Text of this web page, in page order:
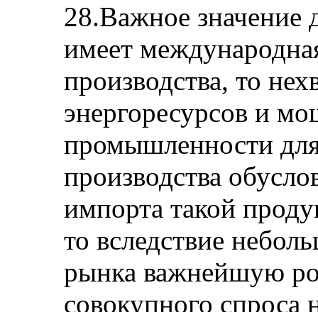
28.Важное значение
имеет
производства, то
энергоресурсов и
промышленности для
производства
импорта такой
то вследствие
рынка важнейшую
совокупного спроса